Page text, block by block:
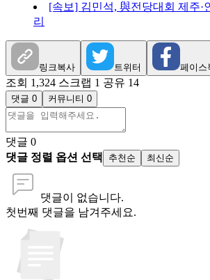
[속보] 김민석, 與전당대회 제주·
리
링크복사 트위터 페이스
조회 1,324 스크랩 1 공유 14
댓글 0 커뮤니티 0
댓글 0
댓글 정렬 옵션 선택
추천순 최신순
댓글이 없습니다.
첫번째 댓글을 남겨주세요.